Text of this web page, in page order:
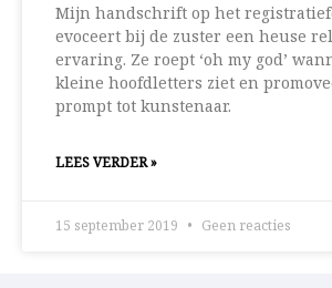
Mijn handschrift op het
evoceert bij de zuster een heuse
ervaring. Ze roept ‘oh my god’
kleine hoofdletters ziet en
prompt tot kunstenaar.
LEES VERDER »
15 september 2019 Geen reacties